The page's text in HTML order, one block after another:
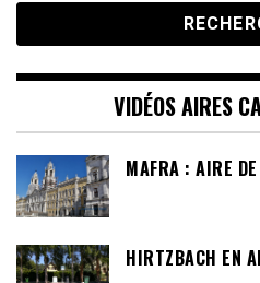
VIDÉOS AIRES
MAFRA : AIRE
HIRTZBACH EN